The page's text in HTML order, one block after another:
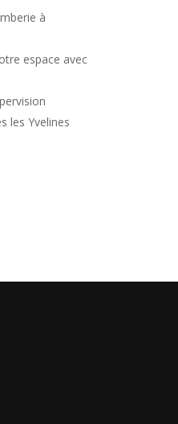
à
espace avec
les Yvelines